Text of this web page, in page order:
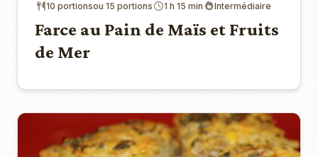
10 portionsou 15 portions 1 h 15 min Intermédiaire
Farce au Pain de Maïs et Fruits
de Mer